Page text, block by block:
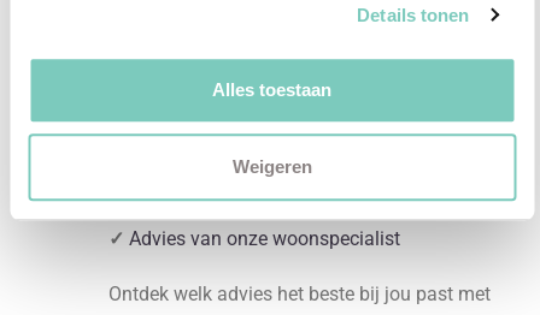
Details tonen
Alles toestaan
Weigeren
Afstyling aan huis
✓ 2D interieurontwerp
3D interieurontwerp
✓ Gratis personal shopping
✓ Advies van onze woonspecialist
Ontdek welk advies het beste bij jou past met